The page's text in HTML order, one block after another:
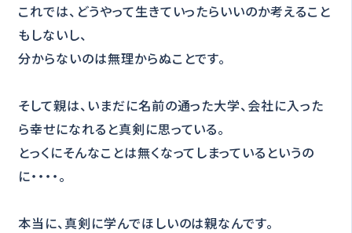
これでは、どうやって生きていったらいいのか考えること
もしないし、
分からないのは無理からぬことです。
そして親は、いまだに名前の通った大学、会社に入った
ら幸せになれると真剣に思っている。
とっくにそんなことは無くなってしまっているというの
に・・・・。
本当に、真剣に学んでほしいのは親なんです。